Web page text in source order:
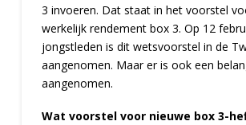
3 invoeren. Dat staat in het voorstel
werkelijk rendement box 3. Op 12
jongstleden is dit wetsvoorstel in de
aangenomen. Maar er is ook een
aangenomen.
Wat voorstel voor nieuwe box 3-